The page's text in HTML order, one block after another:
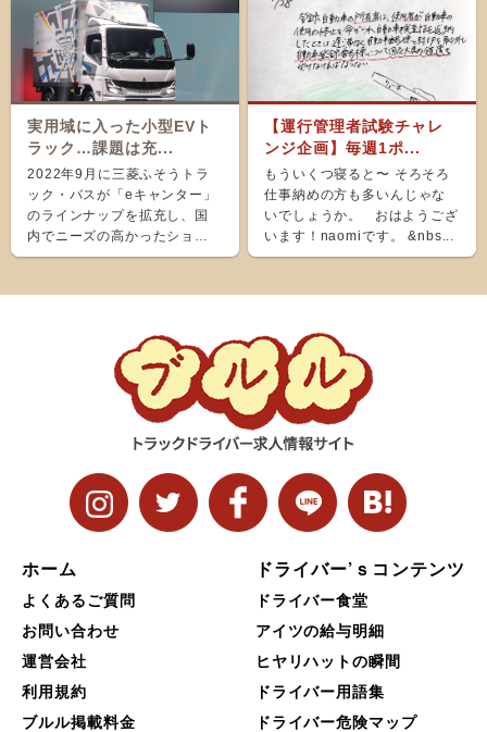
実用域に入った小型EVト
ラック…課題は充...
2022年9月に三菱ふそうトラ
ック・バスが「eキャンター」
のラインナップを拡充し、国
内でニーズの高かったショー
ト＆ナローボディ（G...
【運行管理者試験チャレ
ンジ企画】毎週1ポ...
もういくつ寝ると〜 そろそろ
仕事納めの方も多いんじゃな
いでしょうか。 おはようござ
います！naomiです。 &nbs...
ホーム
よくあるご質問
お問い合わせ
運営会社
利用規約
ブルル掲載料金
ドライバー’ｓコンテンツ
ドライバー食堂
アイツの給与明細
ヒヤリハットの瞬間
ドライバー用語集
ドライバー危険マップ